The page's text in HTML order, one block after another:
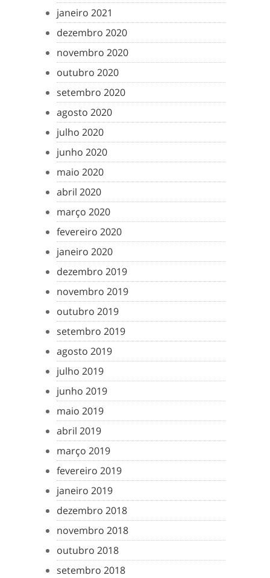
janeiro 2021
dezembro 2020
novembro 2020
outubro 2020
setembro 2020
agosto 2020
julho 2020
junho 2020
maio 2020
abril 2020
março 2020
fevereiro 2020
janeiro 2020
dezembro 2019
novembro 2019
outubro 2019
setembro 2019
agosto 2019
julho 2019
junho 2019
maio 2019
abril 2019
março 2019
fevereiro 2019
janeiro 2019
dezembro 2018
novembro 2018
outubro 2018
setembro 2018